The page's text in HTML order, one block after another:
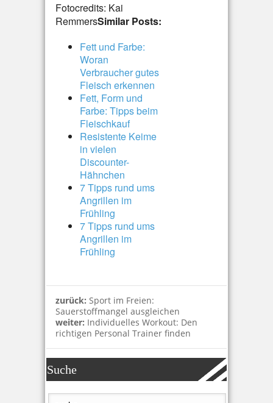
Fotocredits: Kai
RemmersSimilar Posts:
Fett und Farbe:
Woran
Verbraucher gutes
Fleisch erkennen
Fett, Form und
Farbe: Tipps beim
Fleischkauf
Resistente Keime
in vielen
Discounter-
Hähnchen
7 Tipps rund ums
Angrillen im
Frühling
7 Tipps rund ums
Angrillen im
Frühling
zurück: Sport im Freien:
Sauerstoffmangel ausgleichen
weiter: Individuelles Workout: Den
richtigen Personal Trainer finden
Suche